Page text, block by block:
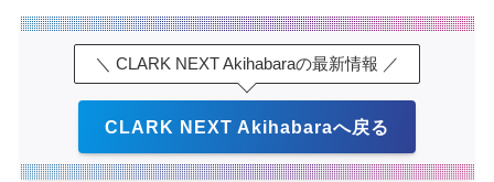
＼ CLARK NEXT Akihabaraの最新情報 ／
CLARK NEXT Akihabaraへ戻る